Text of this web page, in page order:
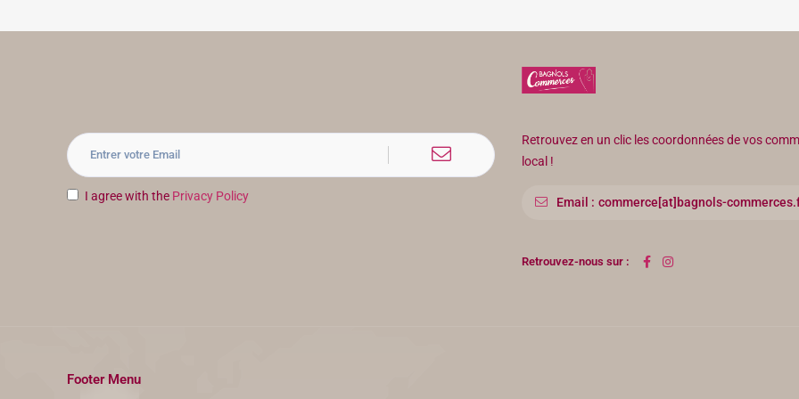
I agree with the Privacy Policy
Retrouvez en un clic les coordonnées de vos
local !
Email : commerce[at]bagnols-
Retrouvez-nous sur :
Footer Menu